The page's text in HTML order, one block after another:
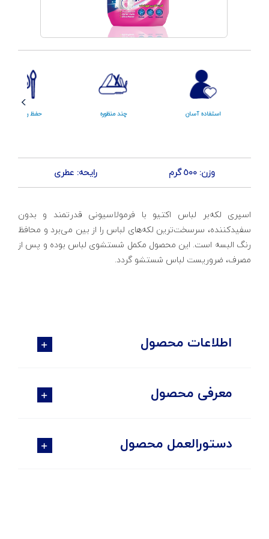
استفاده آسان چند منظوره حفظ رنگ لباس
وزن: 500 گرم رایحه: عطری
اسپری لکه‌بر لباس اکتیو با فرمولاسیونی قدرتمند و بدون
سفیدکننده، سرسخت‌ترین لکه‌های لباس را از بین می‌برد و محافظ
رنگ البسه است. این محصول مکمل شستشوی لباس بوده و پس از
مصرف، ضروریست لباس شستشو گردد.
اطلاعات محصول
معرفی محصول
دستورالعمل محصول